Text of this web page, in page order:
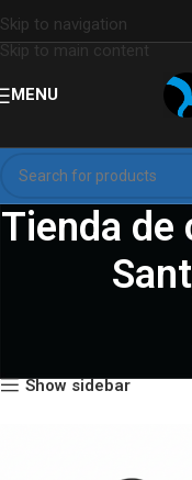
Skip to navigation
Skip to main content
MENU
Tienda de
Tienda de
Show sidebar